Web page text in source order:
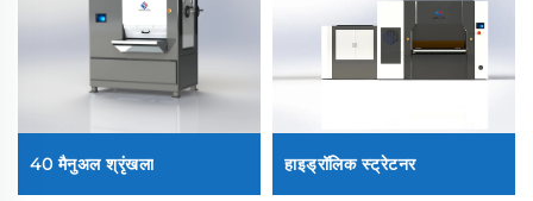
40 मैनुअल श्रृंखला हाइड्रॉलिक स्ट्रेटनर